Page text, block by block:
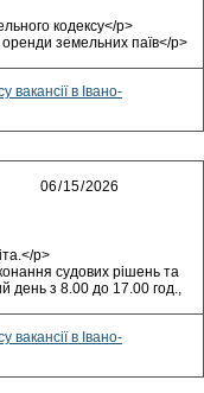
кодексу</p>
оренди земельних паїв</p>
вакансії в Івано-
p>
судових рішень та
день з 8.00 до 17.00 год.,
вакансії в Івано-